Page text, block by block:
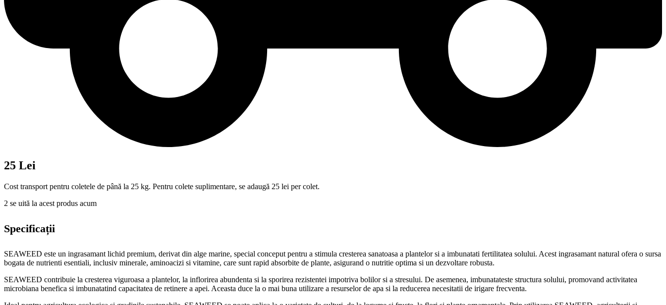
25 Lei
Cost transport pentru coletele de până la 25 kg. Pentru colete suplimentare, se adaugă 25 lei per colet.
2 se uită la acest produs acum
Specificații
SEAWEED este un ingrasamant lichid premium, derivat din alge marine, special conceput pentru a stimula cresterea sanatoasa a plantelor si a imbunatati fertilitatea solului. Acest ingrasamant natural ofera o sursa
bogata de nutrienti esentiali, inclusiv minerale, aminoacizi si vitamine, care sunt rapid absorbite de plante, asigurand o nutritie optima si un dezvoltare robusta.
SEAWEED contribuie la cresterea viguroasa a plantelor, la inflorirea abundenta si la sporirea rezistentei impotriva bolilor si a stresului. De asemenea, imbunatateste structura solului, promovand activitatea
microbiana benefica si imbunatatind capacitatea de retinere a apei. Aceasta duce la o mai buna utilizare a resurselor de apa si la reducerea necesitatii de irigare frecventa.